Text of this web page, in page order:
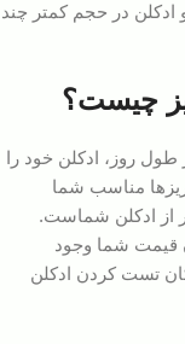
عطر و ادکلن در حجم کمتر چند
چیست؟
روز، ادکلن خود را
مناسب شما
از ادکلن شماست.
قیمت شما وجود
تست کردن ادکلن